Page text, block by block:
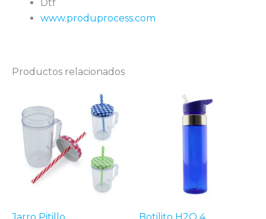
Dtf
www.produprocess.com
Productos relacionados